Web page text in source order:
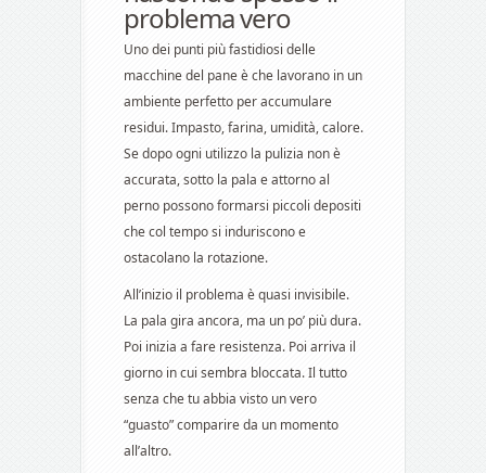
problema vero
Uno dei punti più fastidiosi delle
macchine del pane è che lavorano in un
ambiente perfetto per accumulare
residui. Impasto, farina, umidità, calore.
Se dopo ogni utilizzo la pulizia non è
accurata, sotto la pala e attorno al
perno possono formarsi piccoli depositi
che col tempo si induriscono e
ostacolano la rotazione.
All’inizio il problema è quasi invisibile.
La pala gira ancora, ma un po’ più dura.
Poi inizia a fare resistenza. Poi arriva il
giorno in cui sembra bloccata. Il tutto
senza che tu abbia visto un vero
“guasto” comparire da un momento
all’altro.